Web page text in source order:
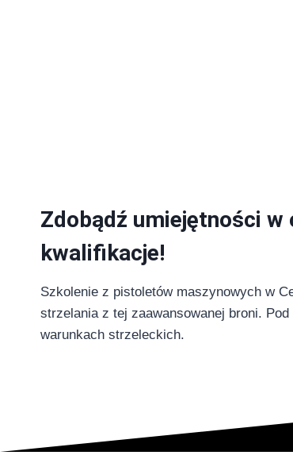
Zdobądź umiejętności
kwalifikacje!
Szkolenie z pistoletów maszynowych w
strzelania z tej zaawansowanej broni.
warunkach strzeleckich.